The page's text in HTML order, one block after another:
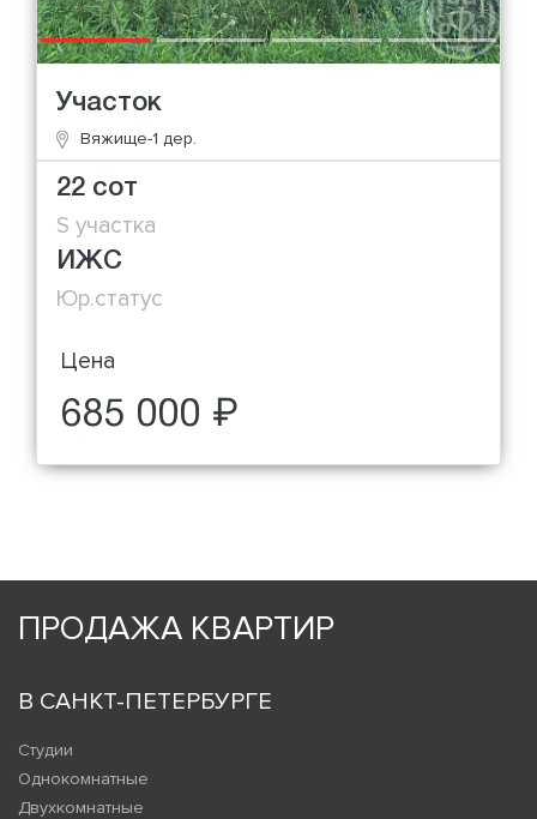
Участок
Вяжище-1 дер.
22 сот
S участка
ИЖС
Юр.статус
Цена
685 000 ₽
ПРОДАЖА КВАРТИР
В САНКТ-ПЕТЕРБУРГЕ
Студии
Однокомнатные
Двухкомнатные